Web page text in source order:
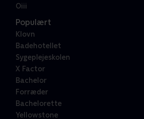
Oiii
Populært
Klovn
Badehotellet
Sygeplejeskolen
X Factor
Bachelor
Forræder
Bachelorette
Yellowstone